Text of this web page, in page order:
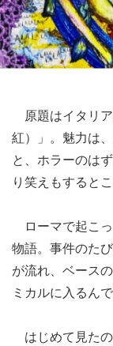
原題はイタリ
紅）」
。魅力は
と、ホラーのは
り笑えもすると
ローマで起こっ
物語。事件のた
が流れ、ベース
ミカルに入るんで
はじめて見たの